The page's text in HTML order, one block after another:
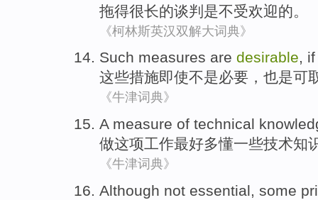
拖得很长的谈判 是不受欢迎的。
《柯林斯英汉双解大词典》
Such measures are desirable, if
这些措施即使不是必要， 也是可
《牛津词典》
A measure of technical
做这项工作最好多懂一些技术知
《牛津词典》
Although not essential, some